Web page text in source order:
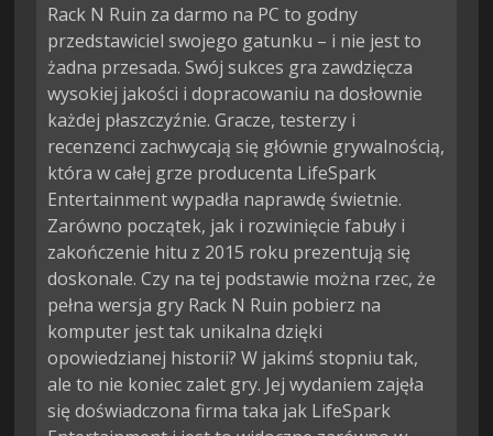
Rack N Ruin za darmo na PC to godny
przedstawiciel swojego gatunku – i nie jest to
żadna przesada. Swój sukces gra zawdzięcza
wysokiej jakości i dopracowaniu na dosłownie
każdej płaszczyźnie. Gracze, testerzy i
recenzenci zachwycają się głównie grywalnością,
która w całej grze producenta LifeSpark
Entertainment wypadła naprawdę świetnie.
Zarówno początek, jak i rozwinięcie fabuły i
zakończenie hitu z 2015 roku prezentują się
doskonale. Czy na tej podstawie można rzec, że
pełna wersja gry Rack N Ruin pobierz na
komputer jest tak unikalna dzięki
opowiedzianej historii? W jakimś stopniu tak,
ale to nie koniec zalet gry. Jej wydaniem zajęła
się doświadczona firma taka jak LifeSpark